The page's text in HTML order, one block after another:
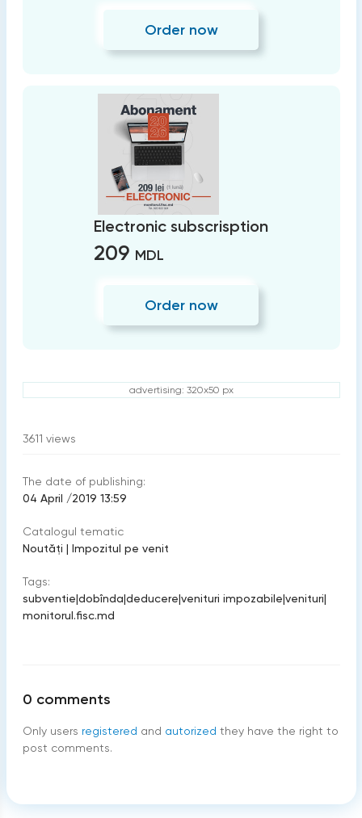
Order now
Electronic subscrisption
209 MDL
Order now
advertising: 320x50 px
3611 views
The date of publishing:
04 April /2019 13:59
Catalogul tematic
Noutăți | Impozitul pe venit
Tags:
subventie|dobînda|deducere|venituri impozabile|venituri|
monitorul.fisc.md
0 comments
Only users registered and autorized they have the right to
post comments.